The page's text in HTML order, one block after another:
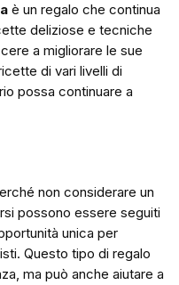
è un regalo che continua
deliziose e tecniche
a migliorare le sue
di vari livelli di
possa continuare a
non considerare un
possono essere seguiti
unica per
Questo tipo di regalo
ma può anche aiutare a